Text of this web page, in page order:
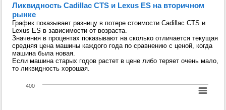
Ликвидность Cadillac CTS и Lexus ES на вторичном
рынке
График показывает разницу в потере стоимости Cadillac CTS и
Lexus ES в зависимости от возраста.
Значения в процентах показывают на сколько отличается текущая
средняя цена машины каждого года по сравнению с ценой, когда
машина была новая.
Если машина старых годов растет в цене либо теряет очень мало,
то ликвидность хорошая.
400